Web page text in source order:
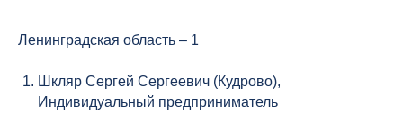
Ленинградская область – 1
Шкляр Сергей Сергеевич (Кудрово),
Индивидуальный предприниматель